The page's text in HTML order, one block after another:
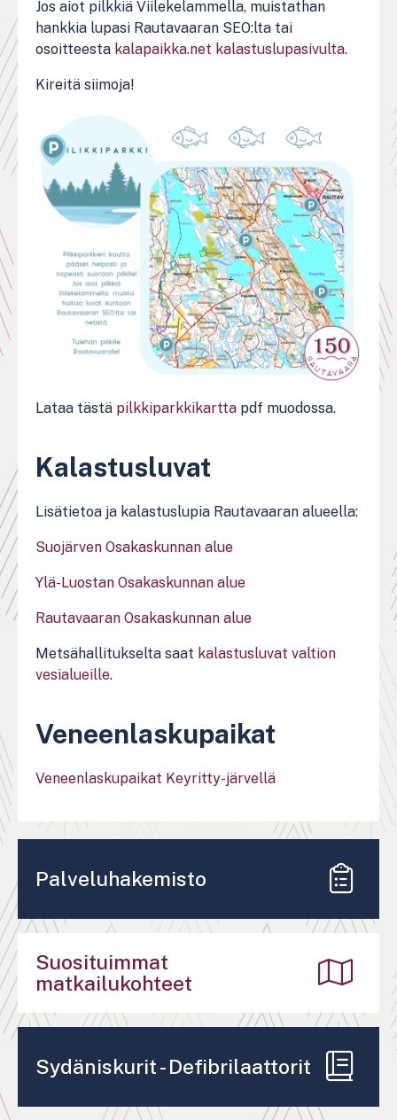
Jos aiot pilkkiä Viilekelammella, muistathan
hankkia lupasi Rautavaaran SEO:lta tai
osoitteesta kalapaikka.net kalastuslupasivulta.
Kireitä siimoja!
Lataa tästä pilkkiparkkikartta pdf muodossa.
Kalastusluvat
Lisätietoa ja kalastuslupia Rautavaaran alueella:
Suojärven Osakaskunnan alue
Ylä-Luostan Osakaskunnan alue
Rautavaaran Osakaskunnan alue
Metsähallitukselta saat kalastusluvat valtion
vesialueille.
Veneenlaskupaikat
Veneenlaskupaikat Keyritty-järvellä
Palveluhakemisto
Suosituimmat
matkailukohteet
Sydäniskurit - Defibrilaattorit